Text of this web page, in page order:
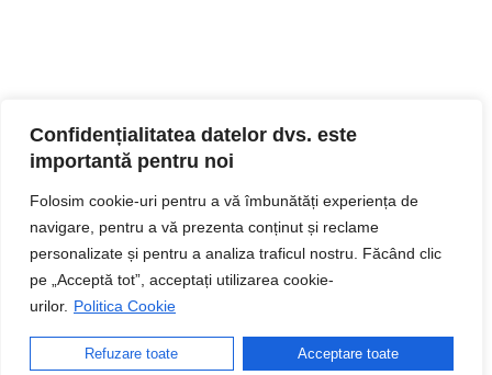
Confidențialitatea datelor dvs. este
importantă pentru noi
Folosim cookie-uri pentru a vă îmbunătăți experiența de
navigare, pentru a vă prezenta conținut și reclame
personalizate și pentru a analiza traficul nostru. Făcând clic
pe „Acceptă tot”, acceptați utilizarea cookie-
urilor. Politica Cookie
Refuzare toate Acceptare toate